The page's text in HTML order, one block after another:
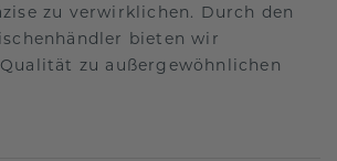
zu verwirklichen. Durch den
bieten wir
zu außergewöhnlichen